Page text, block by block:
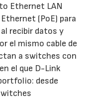
Ethernet LAN
(PoE) para
recibir datos y
el mismo cable de
a switches con
el que D-Link
desde